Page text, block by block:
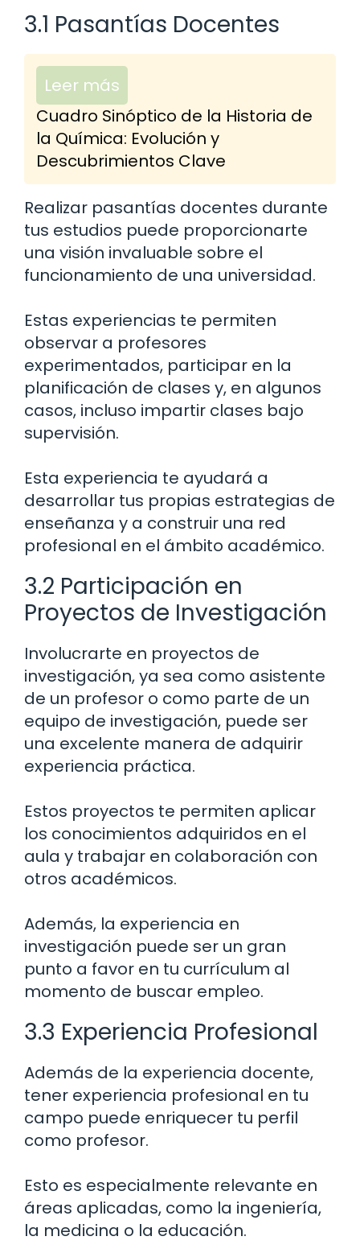
3.1 Pasantías Docentes
Leer más
Cuadro Sinóptico de la Historia de
la Química: Evolución y
Descubrimientos Clave
Realizar pasantías docentes durante
tus estudios puede proporcionarte
una visión invaluable sobre el
funcionamiento de una universidad.
Estas experiencias te permiten
observar a profesores
experimentados, participar en la
planificación de clases y, en algunos
casos, incluso impartir clases bajo
supervisión.
Esta experiencia te ayudará a
desarrollar tus propias estrategias de
enseñanza y a construir una red
profesional en el ámbito académico.
3.2 Participación en
Proyectos de Investigación
Involucrarte en proyectos de
investigación, ya sea como asistente
de un profesor o como parte de un
equipo de investigación, puede ser
una excelente manera de adquirir
experiencia práctica.
Estos proyectos te permiten aplicar
los conocimientos adquiridos en el
aula y trabajar en colaboración con
otros académicos.
Además, la experiencia en
investigación puede ser un gran
punto a favor en tu currículum al
momento de buscar empleo.
3.3 Experiencia Profesional
Además de la experiencia docente,
tener experiencia profesional en tu
campo puede enriquecer tu perfil
como profesor.
Esto es especialmente relevante en
áreas aplicadas, como la ingeniería,
la medicina o la educación.